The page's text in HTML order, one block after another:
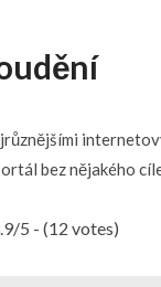
bez nějakého
5 - (12 votes)